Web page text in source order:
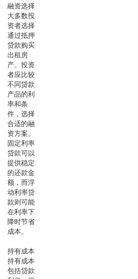
融资选择
大多数投
资者选择
通过抵押
贷款购买
出租房
产。投资
者应比较
不同贷款
产品的利
率和条
件，选择
合适的融
资方案。
固定利率
贷款可以
提供稳定
的还款金
额，而浮
动利率贷
款则可能
在利率下
降时节省
成本。
持有成本
持有成本
包括贷款